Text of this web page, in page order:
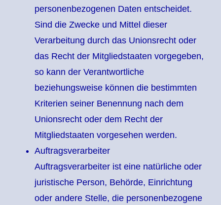
personenbezogenen Daten entscheidet.
Sind die Zwecke und Mittel dieser
Verarbeitung durch das Unionsrecht oder
das Recht der Mitgliedstaaten vorgegeben,
so kann der Verantwortliche
beziehungsweise können die bestimmten
Kriterien seiner Benennung nach dem
Unionsrecht oder dem Recht der
Mitgliedstaaten vorgesehen werden.
Auftragsverarbeiter
Auftragsverarbeiter ist eine natürliche oder
juristische Person, Behörde, Einrichtung
oder andere Stelle, die personenbezogene